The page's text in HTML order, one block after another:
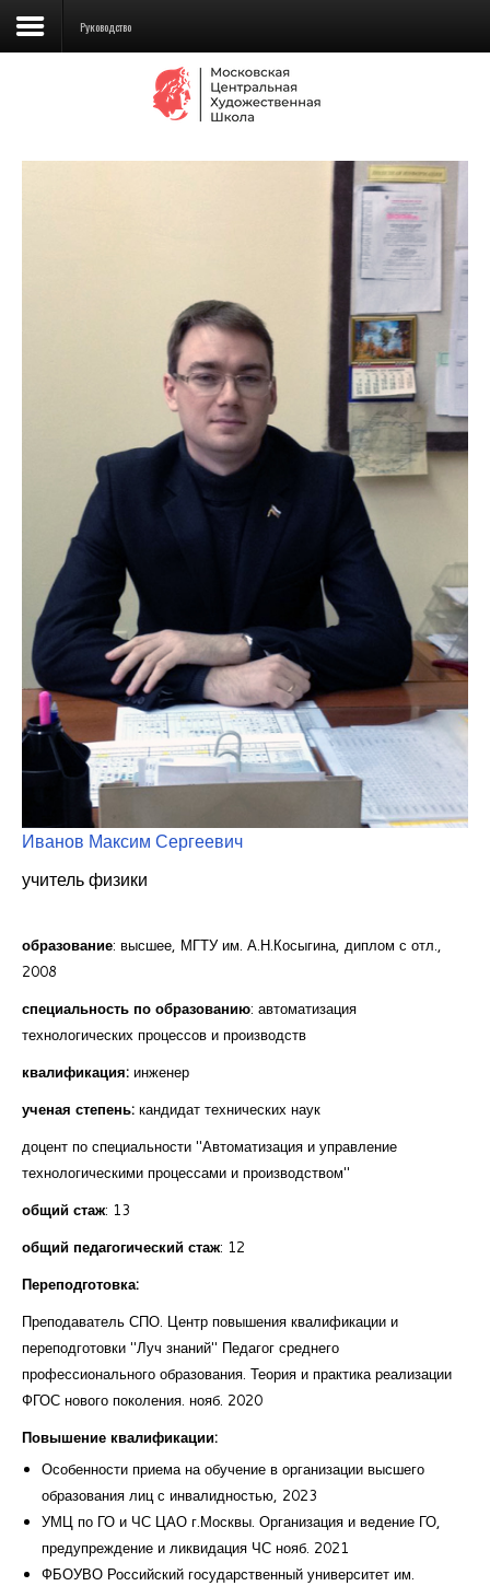
Сведения об образовательной
Доп. образование
Курсы повышения квалификации
Центр непрерывного образования
Конкурсы
Творческий инкубатор
Руководство
Иванов Максим Сергеевич
учитель физики
образование: высшее, МГТУ им. А.Н.Косыгина, диплом с отл.,
2008
специальность по образованию: автоматизация
технологических процессов и производств
квалификация: инженер
ученая степень: кандидат технических наук
доцент по специальности "Автоматизация и управление
технологическими процессами и производством"
общий стаж: 13
общий педагогический стаж: 12
Переподготовка:
Преподаватель СПО. Центр повышения квалификации и
переподготовки "Луч знаний" Педагог среднего
профессионального образования. Теория и практика реализации
ФГОС нового поколения. нояб. 2020
Повышение квалификации:
Особенности приема на обучение в организации высшего
образования лиц с инвалидностью, 2023
УМЦ по ГО и ЧС ЦАО г.Москвы. Организация и ведение ГО,
предупреждение и ликвидация ЧС нояб. 2021
ФБОУВО Российский государственный университет им.